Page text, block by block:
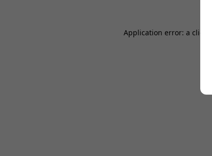
Application error: a client